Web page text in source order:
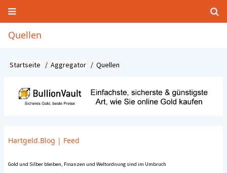
Direkt
Inhalt
Hauptnavigation
Quellen
Pfadnavigation
Startseite Aggregator Quellen
Hartgeld.Blog | Feed
Gold und Silber bleiben, Finanzen und Weltordnung sind im Umbruch